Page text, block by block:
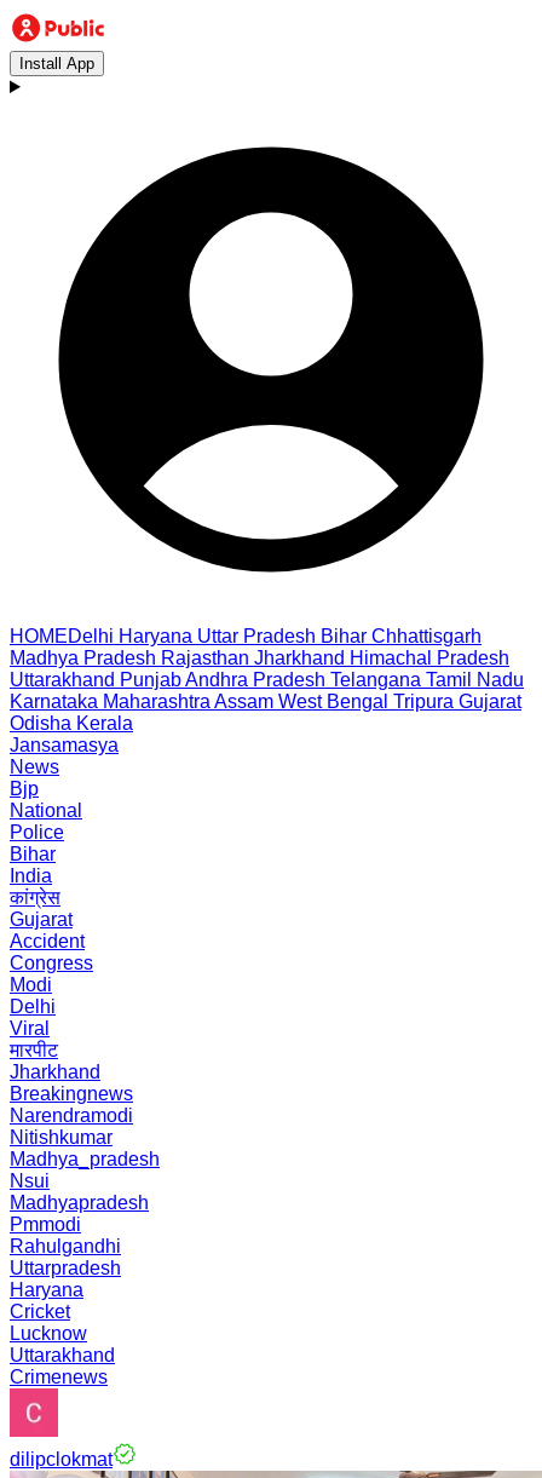
Install App
HOMEDelhi Haryana Uttar Pradesh Bihar Chhattisgarh
Madhya Pradesh Rajasthan Jharkhand Himachal Pradesh
Uttarakhand PunjabAndhra Pradesh Telangana Tamil Nadu
Karnataka Maharashtra Assam West Bengal Tripura Gujarat
Odisha Kerala
Jansamasya
News
Bjp
National
Police
Bihar
India
कांग्रेस
Gujarat
Accident
Congress
Modi
Delhi
Viral
मारपीट
Jharkhand
Breakingnews
Narendramodi
Nitishkumar
Madhya_pradesh
Nsui
Madhyapradesh
Pmmodi
Rahulgandhi
Uttarpradesh
Haryana
Cricket
Lucknow
Uttarakhand
Crimenews
dilipclokmat